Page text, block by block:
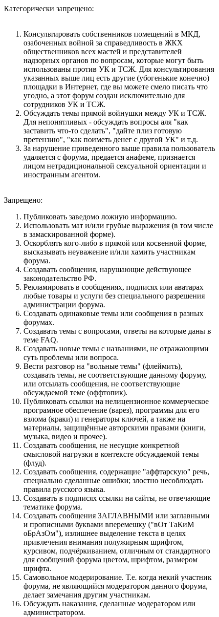
Категорически запрещено:
Консультировать собственников помещений в МКД,
озабоченных войной за справедливость в ЖКХ
общественников всех мастей и представителей
надзорных органов по вопросам, которые могут быть
использованы против УК и ТСЖ. Для консультирования
указанных выше лиц есть другие (убогенькие конечно)
площадки в Интернет, где вы можете смело писать что
угодно, а этот форум создан исключительно для
сотрудников УК и ТСЖ.
Обсуждать темы прямой войнушки между УК и ТСЖ.
Для непонятливых - обсуждать вопросы аля "как
заставить что-то сделать", "дайте плиз готовую
претензию", "как поиметь денег с другой УК" и т.д.
За нарушение приведенного выше правила пользователь
удаляется с форума, предается анафеме, признается
лицом нетрадициональной сексуальной ориентации и
иностранным агентом.
Запрещено:
Публиковать заведомо ложнyю инфоpмацию.
Использовать мат и/или грубые выражения (в том числе
в замаскированной форме).
Оскорблять кого-либо в прямой или косвенной форме,
высказывать неуважение и/или хамить участникам
форума.
Создавать сообщения, наpyшающие действyющее
законодательство РФ.
Рекламировать в сообщениях, подписях или аватарах
любые товары и услуги без специального разрешения
администрации форума.
Создавать одинаковые темы или сообщения в разных
форумах.
Создавать темы с вопросами, ответы на которые даны в
теме FAQ.
Создавать новые темы с названиями, не отражающими
суть проблемы или вопроса.
Вести разговор на "вольные темы" (флеймить),
создавать темы, не соответствующие данному форуму,
или отсылать сообщения, не соответствующие
обсуждаемой теме (оффтопик).
Публиковать ссылки на нелицензионное коммерческое
програмное обеспечение (варез), программы для его
взлома (краки) и генераторы ключей, а также на
материалы, защищённые авторскими правами (книги,
музыка, видео и прочее).
Создавать сообщения, не несущие конкретной
смысловой нагрузки в контексте обсуждаемой темы
(флуд).
Создавать сообщения, содержащие "аффтарскую" речь,
специально сделанные ошибки; злостно несоблюдать
правила русского языка.
Создавать в подписях ссылки на сайты, не отвечающие
тематике форума.
Cоздавать сообщения ЗАГЛАВНЫМИ или заглавными
и прописными буквами вперемешку ("вОт ТаКиМ
оБрАзОм"), излишнее выделение текста в целях
привлечения внимания полужирным шрифтом,
курсивом, подчёркиванием, отличным от стандартного
для сообщений форума цветом, шрифтом, размером
шрифта.
Самовольное модерирование. Т.е. когда некий участник
форума, не являющийся модератором данного форума,
делает замечания другим участникам.
Обсуждать наказания, сделанные модератором или
администратором.